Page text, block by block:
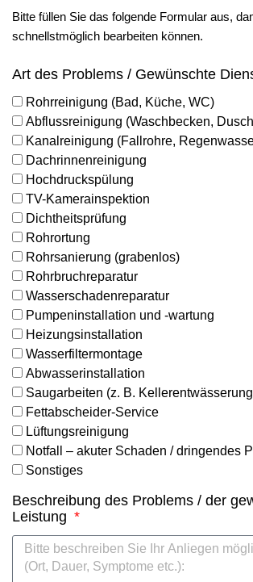
Bitte füllen Sie das folgende Formular aus,
schnellstmöglich bearbeiten können.
Art des Problems / Gewünschte
Rohrreinigung (Bad, Küche, WC)
Abflussreinigung (Waschbecken,
Kanalreinigung (Fallrohre,
Dachrinnenreinigung
Hochdruckspülung
TV-Kamerainspektion
Dichtheitsprüfung
Rohrortung
Rohrsanierung (grabenlos)
Rohrbruchreparatur
Wasserschadenreparatur
Pumpeninstallation und -wartung
Heizungsinstallation
Wasserfiltermontage
Abwasserinstallation
Saugarbeiten (z. B.
Fettabscheider-Service
Lüftungsreinigung
Notfall – akuter Schaden / dringendes
Sonstiges
Beschreibung des Problems / der
Leistung